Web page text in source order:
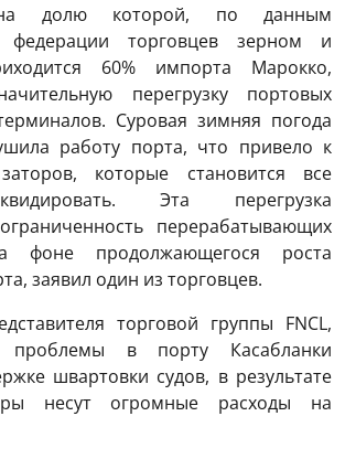
на долю которой, по данным
федерации торговцев зерном и
60% импорта Марокко,
перегрузку портовых
Суровая зимняя погода
работу порта, что привело к
которые становится все
Эта перегрузка
перерабатывающих
фоне продолжающегося роста
заявил один из торговцев.
торговой группы FNCL,
проблемы в порту Касабланки
швартовки судов, в результате
несут огромные расходы на